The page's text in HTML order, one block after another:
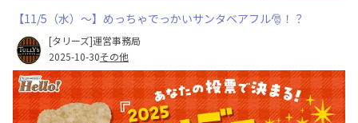
【11/5（水）～】めっちゃでっかいサンタベアフル🎅！？
[タリーズ]運営事務局
2025-10-30その他